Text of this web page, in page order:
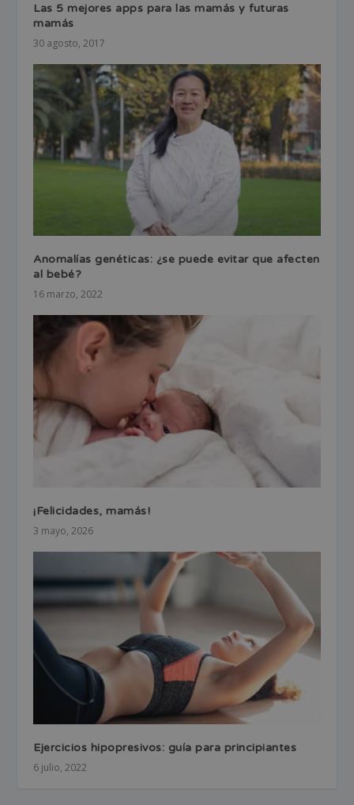
Las 5 mejores apps para las mamás y futuras
mamás
30 agosto, 2017
Anomalías genéticas: ¿se puede evitar que afecten
al bebé?
16 marzo, 2022
¡Felicidades, mamás!
3 mayo, 2026
Ejercicios hipopresivos: guía para principiantes
6 julio, 2022